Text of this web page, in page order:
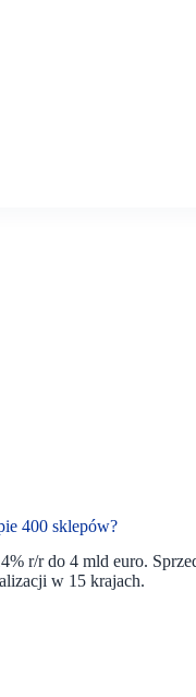
400 sklepów?
r/r do 4 mld euro.
w 15 krajach.